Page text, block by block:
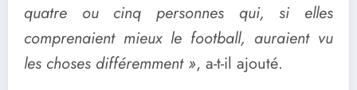
quatre ou cinq personnes qui, si elles
comprenaient mieux le football, auraient vu
les choses différemment », a-t-il ajouté.